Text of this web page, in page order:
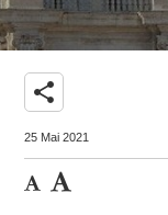
share
25 Mai 2021